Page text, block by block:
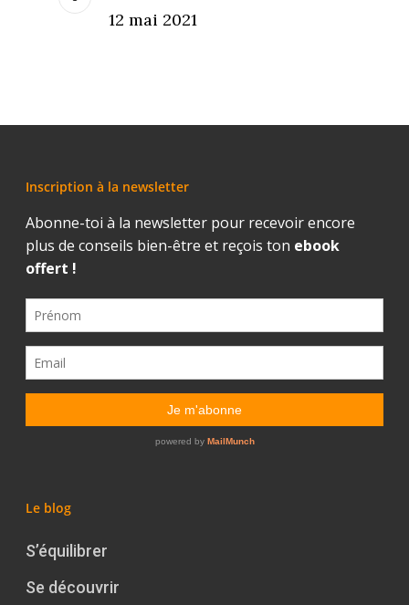
12 mai 2021
Inscription à la newsletter
Le blog
S’équilibrer
Se découvrir